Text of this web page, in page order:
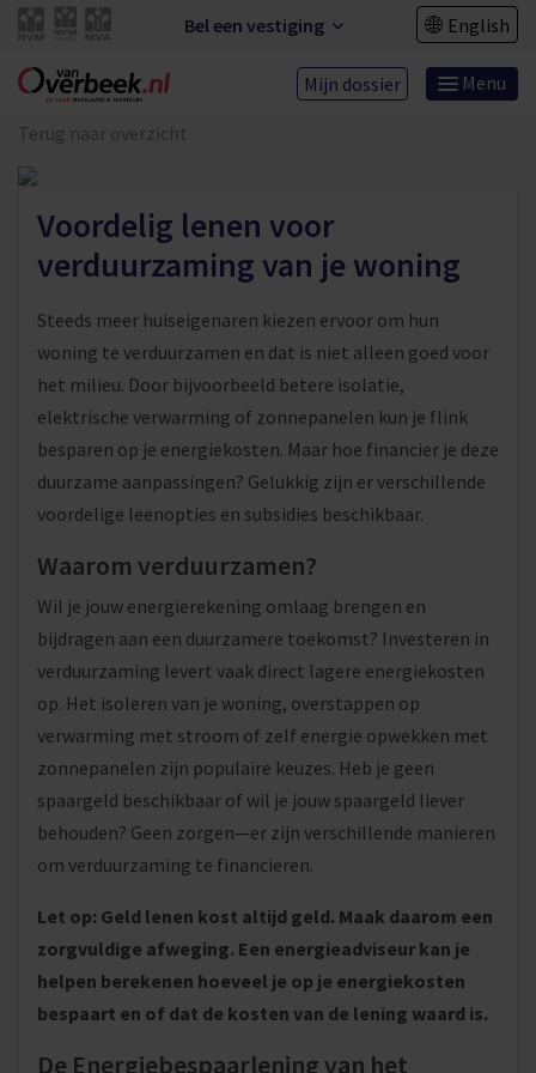
Bel een vestiging English
Mijn dossier Menu
Terug naar overzicht
Voordelig lenen voor
verduurzaming van je woning
Steeds meer huiseigenaren kiezen ervoor om hun
woning te verduurzamen en dat is niet alleen goed voor
het milieu. Door bijvoorbeeld betere isolatie,
elektrische verwarming of zonnepanelen kun je flink
besparen op je energiekosten. Maar hoe financier je deze
duurzame aanpassingen? Gelukkig zijn er verschillende
voordelige leenopties en subsidies beschikbaar.
Waarom verduurzamen?
Wil je jouw energierekening omlaag brengen en
bijdragen aan een duurzamere toekomst? Investeren in
verduurzaming levert vaak direct lagere energiekosten
op. Het isoleren van je woning, overstappen op
verwarming met stroom of zelf energie opwekken met
zonnepanelen zijn populaire keuzes. Heb je geen
spaargeld beschikbaar of wil je jouw spaargeld liever
behouden? Geen zorgen—er zijn verschillende manieren
om verduurzaming te financieren.
Let op: Geld lenen kost altijd geld. Maak daarom een
zorgvuldige afweging. Een energieadviseur kan je
helpen berekenen hoeveel je op je energiekosten
bespaart en of dat de kosten van de lening waard is.
De Energiebespaarlening van het